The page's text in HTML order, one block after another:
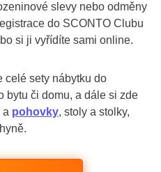
slevy nebo odměny
do SCONTO Clubu
si ji vyřídíte sami online.
celé sety nábytku do
bytu či domu, a dále si zde
a pohovky, stoly a stolky,